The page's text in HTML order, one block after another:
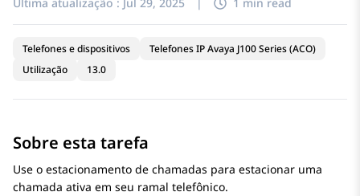
Telefones e dispositivos
Telefones IP Avaya J100 Series (ACO)
Utilização
13.0
Sobre esta tarefa
Use o estacionamento de chamadas para estacionar uma
chamada ativa em seu ramal telefônico.